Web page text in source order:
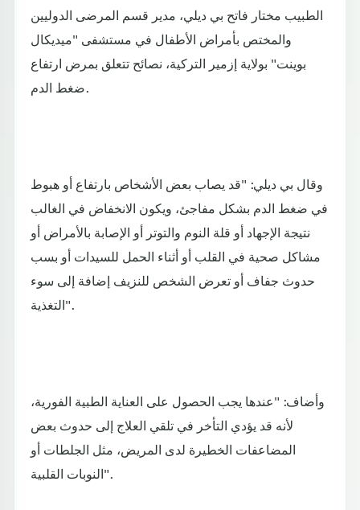
الطبيب مختار فاتح بي ديلي، مدير قسم المرضى الدوليين
والمختص بأمراض الأطفال في مستشفى "ميديكال
بوينت" بولاية إزمير التركية، نصائح تتعلق بمرض ارتفاع
ضغط الدم.
وقال بي ديلي: "قد يصاب بعض الأشخاص بارتفاع أو هبوط
في ضغط الدم بشكل مفاجئ، ويكون الانخفاض في الغالب
نتيجة الإجهاد أو قلة النوم والتوتر أو الإصابة بالأمراض أو
مشاكل صحية في القلب أو أثناء الحمل للسيدات أو بسب
حدوث جفاف أو تعرض الشخص للنزيف إضافة إلى سوء
التغذية".
وأضاف: "عندها يجب الحصول على العناية الطبية الفورية،
لأنه قد يؤدي التأخر في تلقي العلاج إلى حدوث بعض
المضاعفات الخطيرة لدى المريض، مثل الجلطات أو
النوبات القلبية".